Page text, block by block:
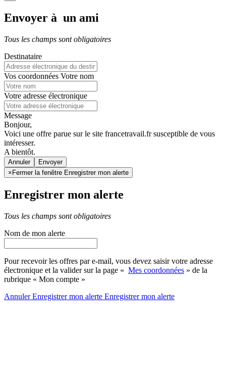
Envoyer à un ami
Tous les champs sont obligatoires
Destinataire
Vos coordonnées Votre nom
Votre adresse électronique
Message
Bonjour,
Voici une offre parue sur le site francetravail.fr susceptible de vous
intéresser.
A bientôt.
Annuler
× Fermer la fenêtre Enregistrer mon alerte
Enregistrer mon alerte
Tous les champs sont obligatoires
Nom de mon alerte
Pour recevoir les offres par e-mail, vous devez saisir votre adresse
électronique et la valider sur la page « Mes coordonnées » de la
rubrique « Mon compte »
AnnulerEnregistrer mon alerte Enregistrermon alerte